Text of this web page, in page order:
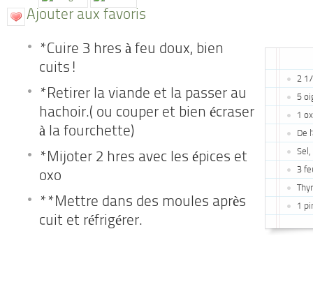
Ajouter aux favoris
2
5
1
De
3
1
*Cuire 3 hres à feu doux, bien
cuits!
*Retirer la viande et la passer au
hachoir.( ou couper et bien écraser
à la fourchette)
*Mijoter 2 hres avec les épices et
oxo
**Mettre dans des moules après
cuit et réfrigérer.